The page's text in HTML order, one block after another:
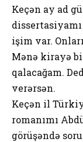
Keçən ay ad
işim var.
Mənə kirayə
qalacağam.
verərsən.
Keçən il
romanımı
görüşəndə